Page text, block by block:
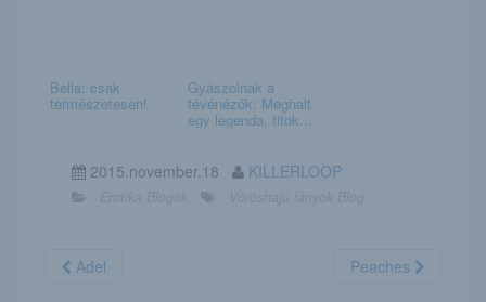
Bella: csak
természetesen!
Gyászolnak a
tévénézők: Meghalt
egy legenda, titok...
2015.november.18 KILLERLOOP
Adel Peaches